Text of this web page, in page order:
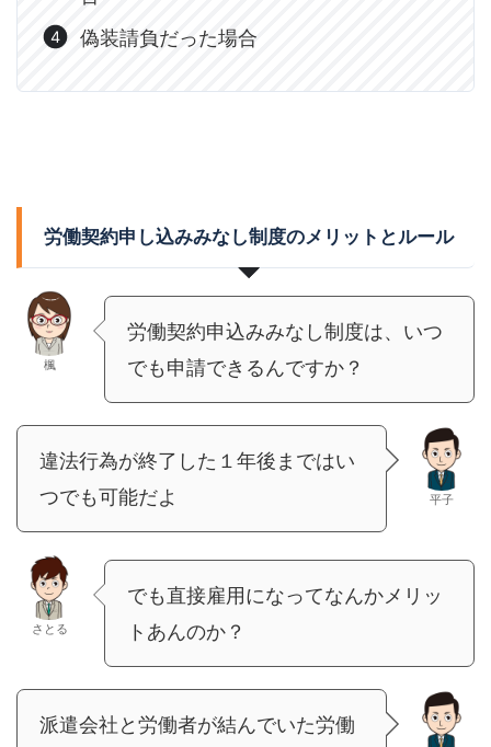
偽装請負だった場合
労働契約申し込みみなし制度のメリットとルール
楓
労働契約申込みみなし制度は、いつ
でも申請できるんですか？
違法行為が終了した１年後まではい
つでも可能だよ
平子
さとる
でも直接雇用になってなんかメリッ
トあんのか？
派遣会社と労働者が結んでいた労働